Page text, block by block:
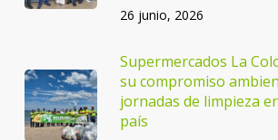
26 junio, 2026
Supermercados La
su compromiso
jornadas de limpieza
país